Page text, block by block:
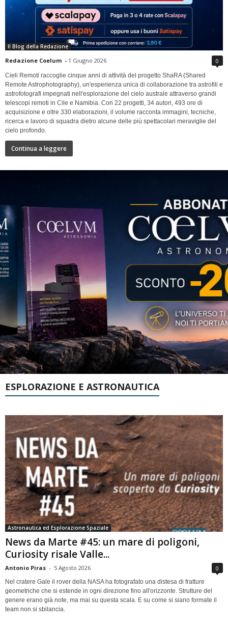
Il Blog della Redazione
Redazione Coelum - 1 Giugno 2026 0
Cieli Remoti raccoglie cinque anni di attività del progetto ShaRA (Shared
Remote Astrophotography), un'esperienza unica di collaborazione tra astrofili e
astrofotografi impegnati nell'esplorazione del cielo australe attraverso grandi
telescopi remoti in Cile e Namibia. Con 22 progetti, 34 autori, 493 ore di
acquisizione e oltre 330 elaborazioni, il volume racconta immagini, tecniche,
ricerca e lavoro di squadra dietro alcune delle più spettacolari meraviglie del
cielo profondo.
Continua a leggere
ESPLORAZIONE E ASTRONAUTICA
Astronautica ed Esplorazione Spaziale
News da Marte #45: un mare di poligoni,
Curiosity risale Valle...
Antonio Piras - 5 Agosto 2026 0
Nel cratere Gale il rover della NASA ha fotografato una distesa di fratture
geometriche che si estende in ogni direzione fino all'orizzonte. Strutture del
genere erano già note, ma mai su questa scala. E su come si siano formate il
team non si sbilancia.